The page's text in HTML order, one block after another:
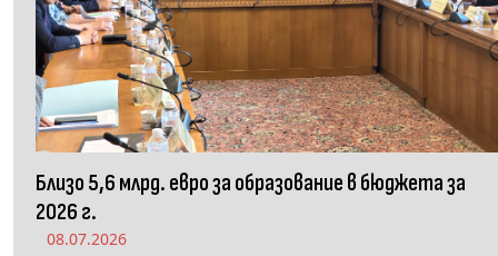
Близо 5,6 млрд. евро за образование в бюджета за
2026 г.
08.07.2026